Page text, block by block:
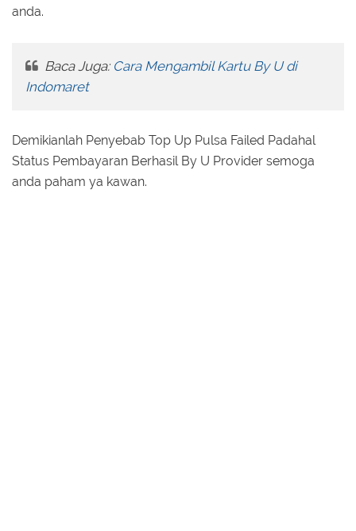
anda.
Baca Juga: Cara Mengambil Kartu By U di
Indomaret
Demikianlah Penyebab Top Up Pulsa Failed Padahal
Status Pembayaran Berhasil By U Provider semoga
anda paham ya kawan.